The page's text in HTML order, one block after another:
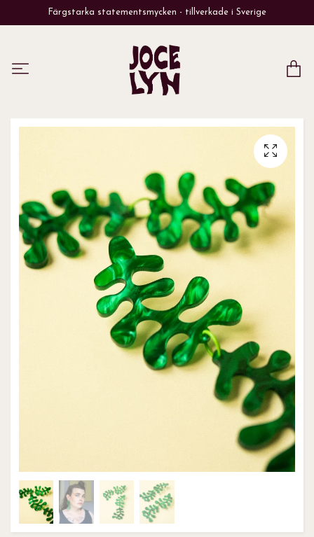
Färgstarka statementsmycken - tillverkade i Sverige